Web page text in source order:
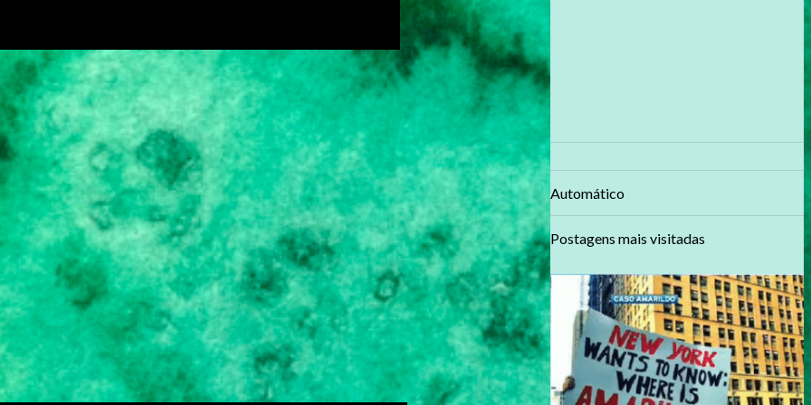
Automático
Postagens mais visitadas